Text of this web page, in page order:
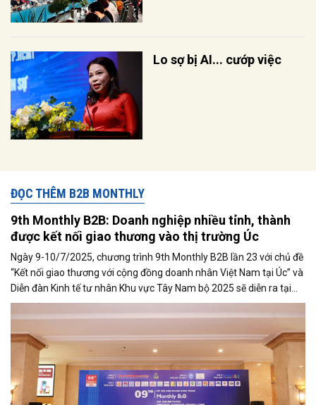
Lo sợ bị AI... cướp việc
ĐỌC THÊM B2B MONTHLY
9th Monthly B2B: Doanh nghiệp nhiều tỉnh, thành
được kết nối giao thương vào thị trường Úc
Ngày 9-10/7/2025, chương trình 9th Monthly B2B lần 23 với chủ đề
“Kết nối giao thương với cộng đồng doanh nhân Việt Nam tại Úc” và
Diễn đàn Kinh tế tư nhân Khu vực Tây Nam bộ 2025 sẽ diễn ra tại
Khách sạn Hòa Bình, Long Xuyên, An Giang.